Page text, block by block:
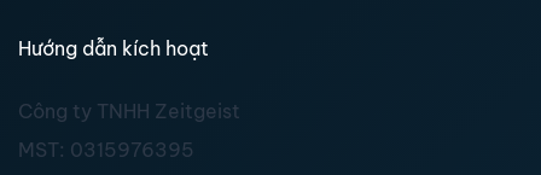
Hướng dẫn kích hoạt
Công ty TNHH Zeitgeist
MST: 0315976395